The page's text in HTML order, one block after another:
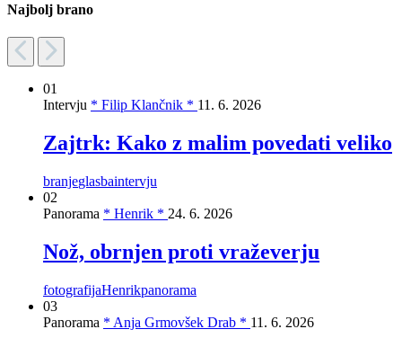
Najbolj brano
01
Intervju * Filip Klančnik * 11. 6. 2026
Zajtrk: Kako z malim povedati veliko
branjeglasbaintervju
02
Panorama * Henrik * 24. 6. 2026
Nož, obrnjen proti vraževerju
fotografijaHenrikpanorama
03
Panorama * Anja Grmovšek Drab * 11. 6. 2026